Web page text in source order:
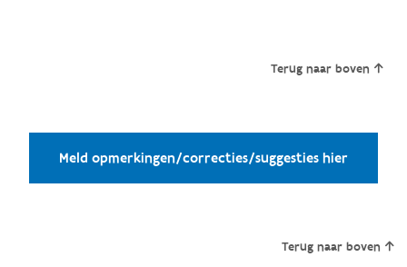
Terug naar boven
Meld opmerkingen/correcties/suggesties hier
Terug naar boven